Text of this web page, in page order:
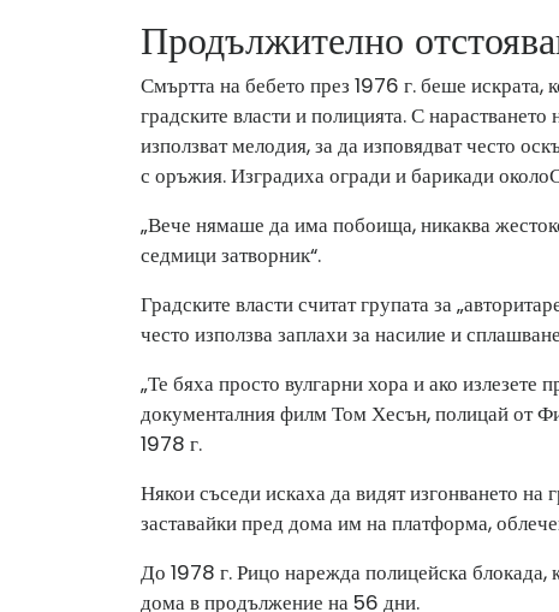
Продължително
Смъртта на бебето през 1976 г. беше
градските власти и полицията. С
използват мелодия, за да изповядват често
с оръжия. Изградиха огради и барикади около
„Вече нямаше да има побоища, никаква
седмици затворник“.
Градските власти считат групата за
често използва заплахи за насилие и
„Те бяха просто вулгарни хора и ако излезете
документалния филм Том Хесън, полицай от
1978 г.
Някои съседи искаха да видят изгонването
заставайки пред дома им на платформа,
До 1978 г. Рицо нарежда полицейска блокада,
дома в продължение на 56 дни.